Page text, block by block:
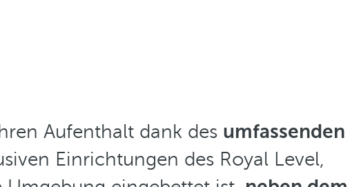
Aufenthalt dank des umfassenden
Einrichtungen des Royal Level,